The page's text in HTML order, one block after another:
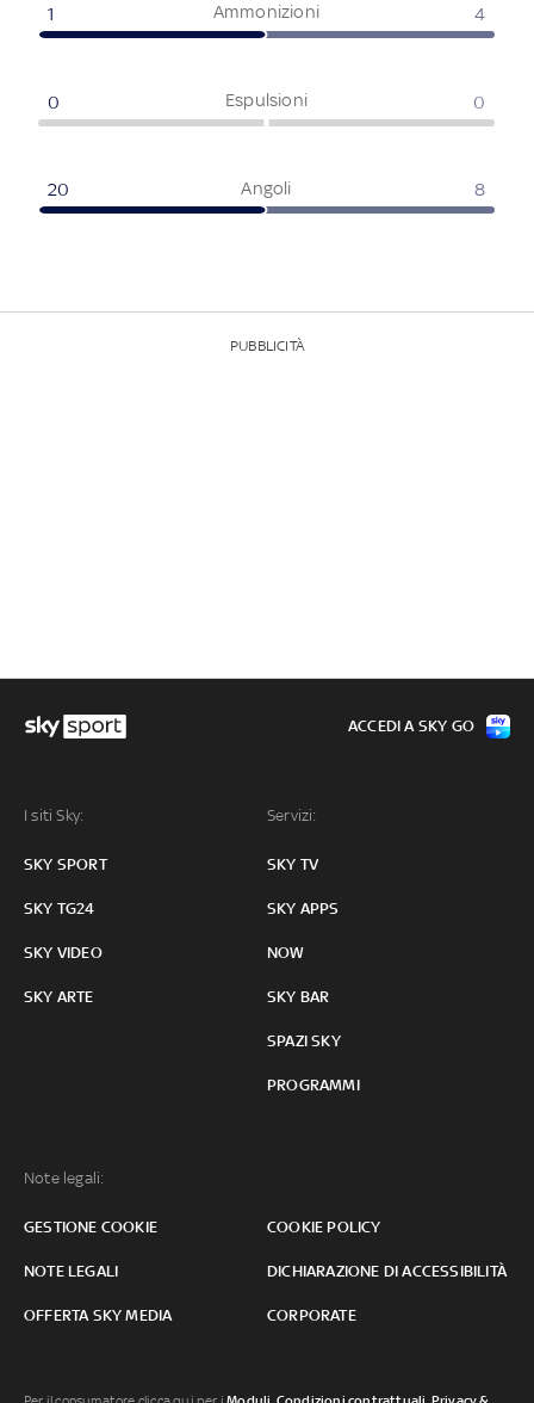
Ammonizioni
1 4
Espulsioni
0 0
Angoli
20 8
PUBBLICITÀ
I siti Sky:
SKY SPORT
SKY TG24
SKY VIDEO
SKY ARTE
Servizi:
SKY TV
SKY APPS
NOW
SKY BAR
SPAZI SKY
PROGRAMMI
Note legali:
GESTIONE COOKIE COOKIE POLICY
NOTE LEGALI DICHIARAZIONE DI ACCESSIBILITÀ
OFFERTA SKY MEDIA CORPORATE
ACCEDI A SKY GO